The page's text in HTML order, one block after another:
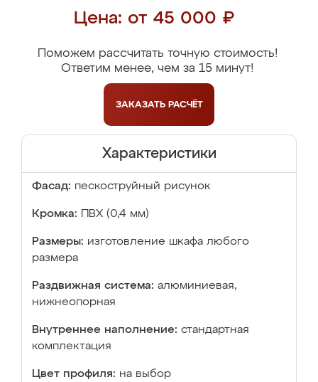
Цена: от 45 000 ₽
Поможем рассчитать точную стоимость!
Ответим менее, чем за 15 минут!
ЗАКАЗАТЬ РАСЧЁТ
Характеристики
Фасад: пескоструйный рисунок
Кромка: ПВХ (0,4 мм)
Размеры: изготовление шкафа любого
размера
Раздвижная система: алюминиевая,
нижнеопорная
Внутреннее наполнение: стандартная
комплектация
Цвет профиля: на выбор